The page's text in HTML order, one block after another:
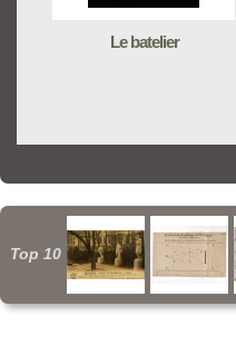
Le batelier
Top 10